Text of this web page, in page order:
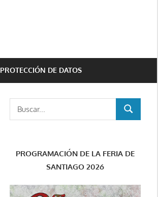
PROTECCIÓN DE DATOS
BUSCAR
PROGRAMACIÓN DE LA FERIA DE
SANTIAGO 2026